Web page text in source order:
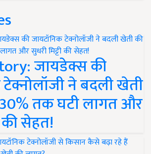
जायडेक्स की
ने बदली खेती
तक घटी लागत और
की सेहत!